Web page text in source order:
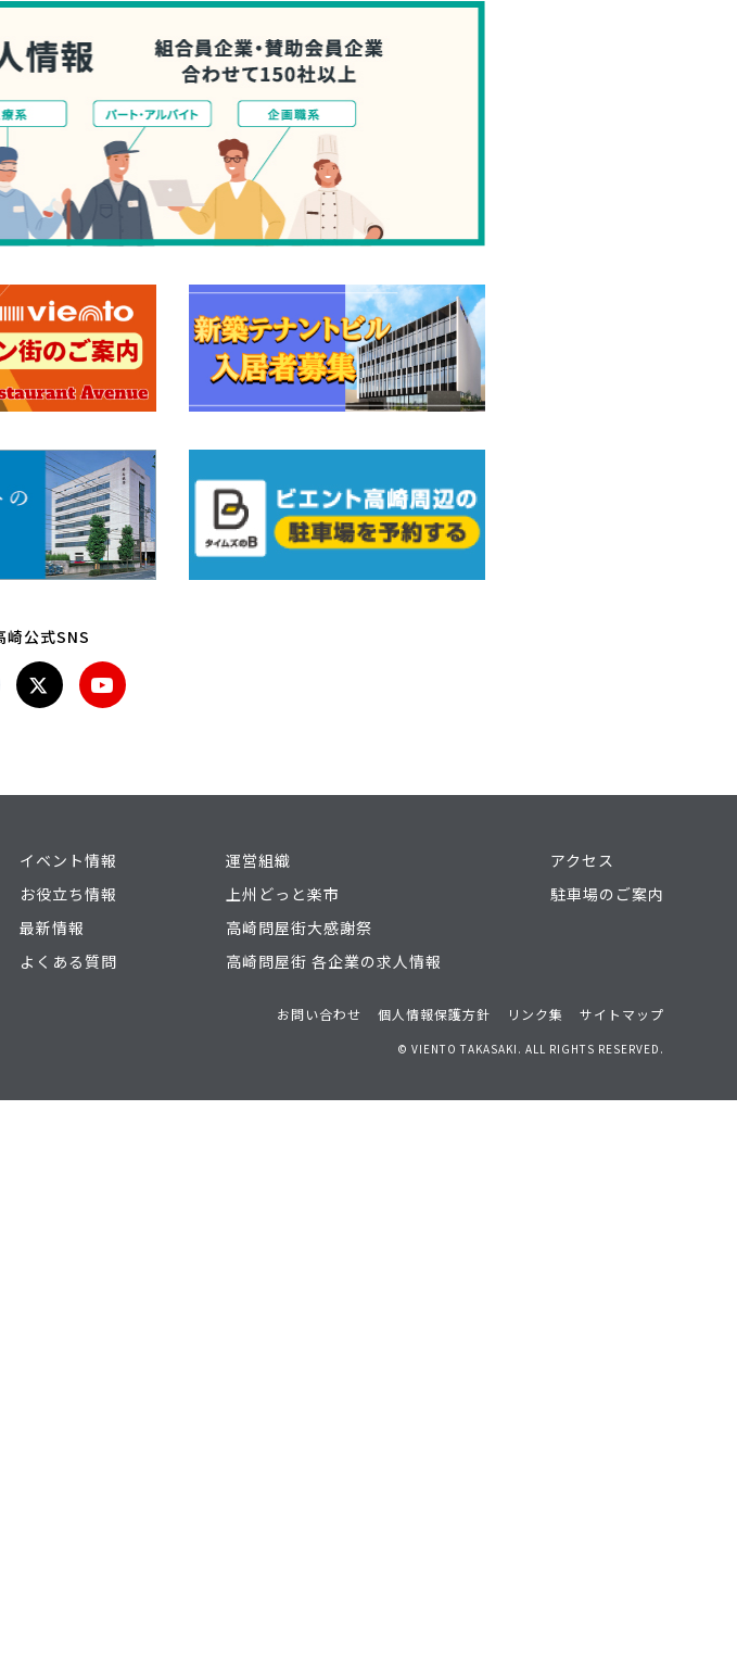
崎公式SNS
イベント情報
お役立ち情報
最新情報
よくある質問
運営組織
上州どっと楽市
高崎問屋街大感謝祭
高崎問屋街 各企業の求人情報
アクセス
駐車場のご案内
お問い合わせ 個人情報保護方針 リンク集 サイトマップ
© VIENTO TAKASAKI. ALL RIGHTS RESERVED.